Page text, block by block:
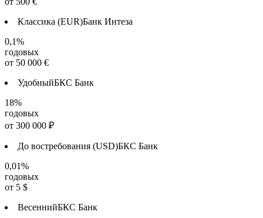
Классика (EUR)Банк Интеза
0,1%
годовых
от 50 000 €
УдобныйБКС Банк
18%
годовых
от 300 000 ₽
До востребования (USD)БКС Банк
0,01%
годовых
от 5 $
ВесеннийБКС Банк